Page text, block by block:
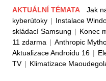
AKTUÁLNÍ TÉMATA Jak
kyberútoky | Instalace
skládací Samsung | Konec
11 zdarma | Anthropic
Aktualizace Androidu 16 |
TV | Klimatizace